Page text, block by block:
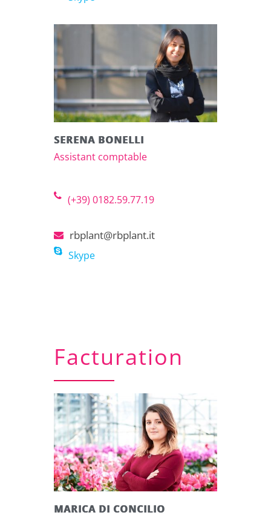
SERENA BONELLI
Assistant comptable
(+39) 0182.59.77.19
rbplant@rbplant.it
Skype
Facturation
MARICA DI CONCILIO